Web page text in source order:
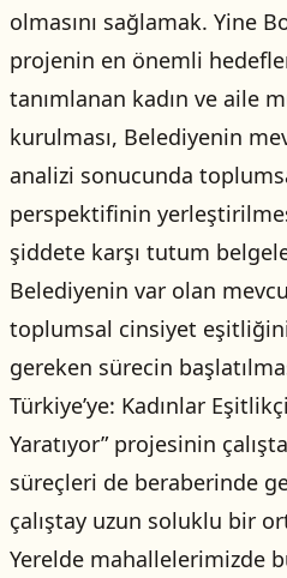
olmasını sağlamak. Yine
projenin en önemli
tanımlanan kadın ve aile
kurulması, Belediyenin
analizi sonucunda
perspektifinin
şiddete karşı tutum
Belediyenin var olan
toplumsal cinsiyet
gereken sürecin
Türkiye’ye: Kadınlar
Yaratıyor” projesinin
süreçleri de beraberinde
çalıştay uzun soluklu bir
Yerelde mahallelerimizde